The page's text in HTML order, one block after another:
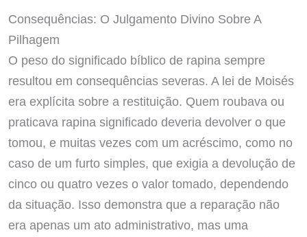
Consequências: O Julgamento Divino Sobre A
Pilhagem
O peso do significado bíblico de rapina sempre
resultou em consequências severas. A lei de Moisés
era explícita sobre a restituição. Quem roubava ou
praticava rapina significado deveria devolver o que
tomou, e muitas vezes com um acréscimo, como no
caso de um furto simples, que exigia a devolução de
cinco ou quatro vezes o valor tomado, dependendo
da situação. Isso demonstra que a reparação não
era apenas um ato administrativo, mas uma